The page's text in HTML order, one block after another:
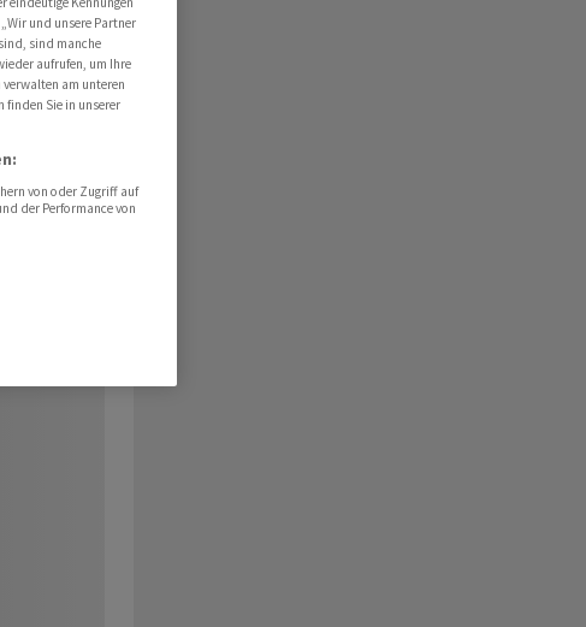
und unsere Partner
sind manche
aufrufen, um Ihre
am unteren
finden Sie in unserer
von oder Zugriff auf
der Performance von